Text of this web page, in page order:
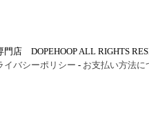
店 DOPEHOOP ALL RIGHTS
イバシーポリシー - お支払い方法に